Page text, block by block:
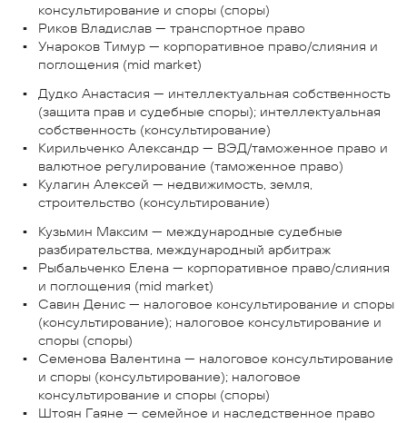
консультирование и споры (споры)
Риков Владислав — транспортное право
Унароков Тимур — корпоративное право/слияния и
поглощения (mid market)
Дудко Анастасия — интеллектуальная собственность
(защита прав и судебные споры); интеллектуальная
собственность (консультирование)
Кирильченко Александр — ВЭД/таможенное право и
валютное регулирование (таможенное право)
Кулагин Алексей — недвижимость, земля,
строительство (консультирование)
Кузьмин Максим — международные судебные
разбирательства, международный арбитраж
Рыбальченко Елена — корпоративное право/слияния
и поглощения (mid market)
Савин Денис — налоговое консультирование и споры
(консультирование); налоговое консультирование и
споры (споры)
Семенова Валентина — налоговое консультирование
и споры (консультирование); налоговое
консультирование и споры (споры)
Штоян Гаяне — семейное и наследственное право